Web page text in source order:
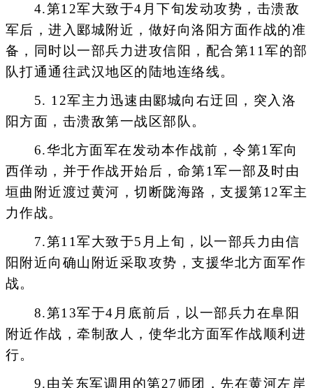
4.第12军大致于4月下旬发动攻势，击溃敌
军后，进入郾城附近，做好向洛阳方面作战的准
备，同时以一部兵力进攻信阳，配合第11军的部
队打通通往武汉地区的陆地连络线。
5. 12军主力迅速由郾城向右迂回，突入洛
阳方面，击溃敌第一战区部队。
6.华北方面军在发动本作战前，令第1军向
西佯动，并于作战开始后，命第1军一部及时由
垣曲附近渡过黄河，切断陇海路，支援第12军主
力作战。
7.第11军大致于5月上旬，以一部兵力由信
阳附近向确山附近采取攻势，支援华北方面军作
战。
8.第13军于4月底前后，以一部兵力在阜阳
附近作战，牵制敌人，使华北方面军作战顺利进
行。
9.由关东军调用的第27师团，先在黄河左岸